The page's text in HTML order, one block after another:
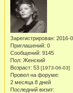
Зарегистрирован: 2016-
Приглашений: 0
Сообщений: 9145
Пол: Женский
Возраст: 53 [1973-06-03]
Провел на форуме:
2 месяца 8 дней
Последний визит: